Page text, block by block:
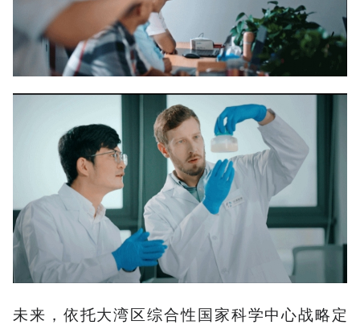
未来，依托大湾区综合性国家科学中心战略定